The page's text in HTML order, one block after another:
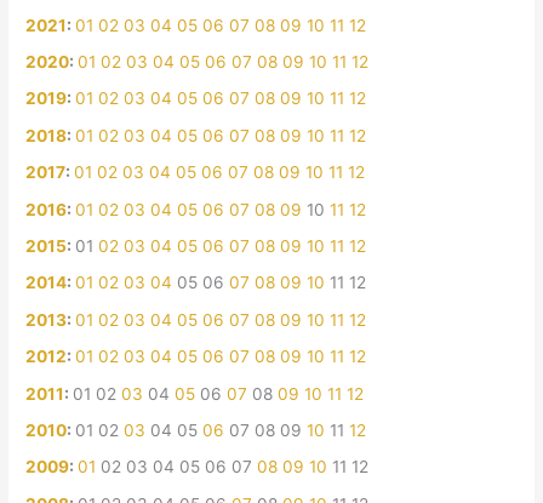
2021:01 02 03 04 05 06 07 08 09 10 11 12
2020:01 02 03 04 05 06 07 08 09 10 11 12
2019:01 02 03 04 05 06 07 08 09 10 11 12
2018:01 02 03 04 05 06 07 08 09 10 11 12
2017:01 02 03 04 05 06 07 08 09 10 11 12
2016:01 02 03 04 05 06 07 08 09 10 11 12
2015: 01 02 03 04 05 06 07 08 09 10 11 12
2014:01 02 03 04 05 06 07 08 09 10 11 12
2013:01 02 03 04 05 06 07 08 09 10 11 12
2012:01 02 03 04 05 06 07 08 09 10 11 12
2011: 01 02 03 04 05 06 07 08 09 10 11 12
2010: 01 02 03 04 05 06 07 08 09 10 11 12
2009:01 02 03 04 05 06 07 08 09 10 11 12